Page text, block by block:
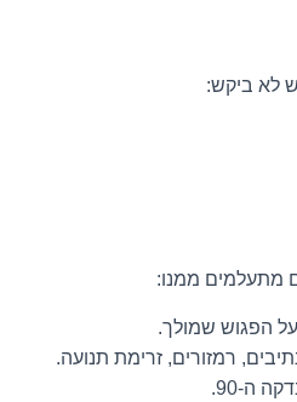
לא ביקש:
מתעלמים ממנו:
הפגוש שמולך.
רמזורים, זרימת תנועה.
ה-90.